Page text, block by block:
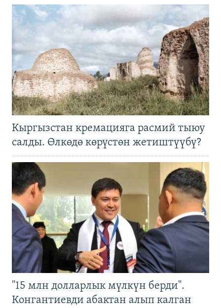
Кыргызстан кремацияга расмий тыюу
салды. Өлкөдө көрүстөн жетиштүүбү?
"15 млн долларлык мүлкүн берди".
Конгантиевди абактан алып калган